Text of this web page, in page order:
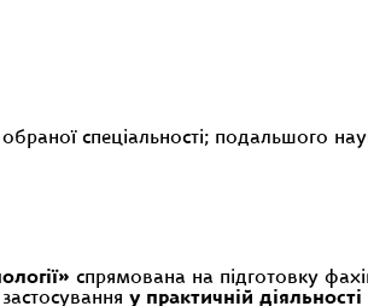
спеціальності; подальшого
спрямована на підготовку
у практичній діяльності